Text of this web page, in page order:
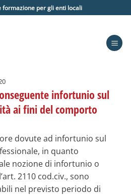
formazione per gli enti locali
infortunio sul
ai fini del comporto
dovute ad infortunio sul
in quanto
nozione di infortunio o
2110 cod.civ., sono
nel previsto periodo di